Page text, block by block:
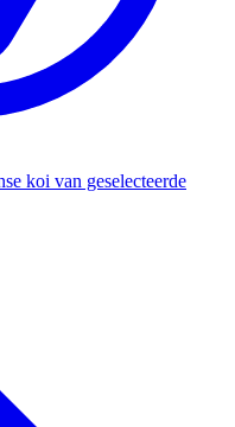
koi van geselecteerde